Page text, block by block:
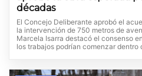
décadas
El Concejo Deliberante aprobó el
la intervención de 750 metros de
Marcela Isarra destacó el consenso
los trabajos podrían comenzar dentro